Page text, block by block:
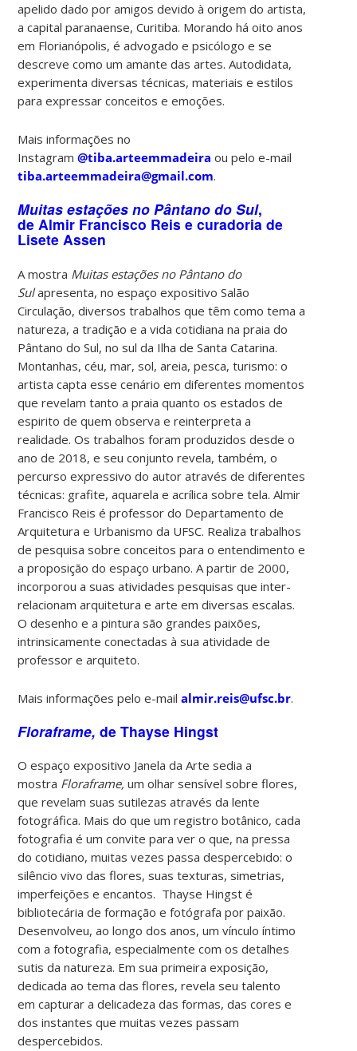
apelido dado por amigos devido à origem do artista,
a capital paranaense, Curitiba. Morando há oito anos
em Florianópolis, é advogado e psicólogo e se
descreve como um amante das artes. Autodidata,
experimenta diversas técnicas, materiais e estilos
para expressar conceitos e emoções.
Mais informações no
Instagram@tiba.arteemmadeira ou pelo e-mail
tiba.arteemmadeira@gmail.com.
Muitas estações no Pântano do Sul,
de Almir Francisco Reis e curadoria de
Lisete Assen
A mostra Muitas estações no Pântano do
Sulapresenta, no espaço expositivo Salão
Circulação, diversos trabalhos que têm como tema a
natureza, a tradição e a vida cotidiana na praia do
Pântano do Sul, no sul da Ilha de Santa Catarina.
Montanhas, céu, mar, sol, areia, pesca, turismo: o
artista capta esse cenário em diferentes momentos
que revelam tanto a praia quanto os estados de
espirito de quem observa e reinterpreta a
realidade. Os trabalhos foram produzidos desde o
ano de 2018, e seu conjunto revela, também, o
percurso expressivo do autor através de diferentes
técnicas: grafite, aquarela e acrílica sobre tela. Almir
Francisco Reis é professor do Departamento de
Arquitetura e Urbanismo da UFSC. Realiza trabalhos
de pesquisa sobre conceitos para o entendimento e
a proposição do espaço urbano. A partir de 2000,
incorporou a suas atividades pesquisas que inter-
relacionam arquitetura e arte em diversas escalas.
O desenho e a pintura são grandes paixões,
intrinsicamente conectadas à sua atividade de
professor e arquiteto.
Mais informações pelo e-mailalmir.reis@ufsc.br.
Floraframe,de Thayse Hingst
O espaço expositivo Janela da Arte sedia a
mostra Floraframe, um olhar sensível sobre flores,
que revelam suas sutilezas através da lente
fotográfica. Mais do que um registro botânico, cada
fotografia é um convite para ver o que, na pressa
do cotidiano, muitas vezes passa despercebido: o
silêncio vivo das flores, suas texturas, simetrias,
imperfeições e encantos. Thayse Hingst é
bibliotecária de formação e fotógrafa por paixão.
Desenvolveu, ao longo dos anos, um vínculo íntimo
com a fotografia, especialmente com os detalhes
sutis da natureza. Em sua primeira exposição,
dedicada ao tema das flores, revela seu talento
em capturar a delicadeza das formas, das cores e
dos instantes que muitas vezes passam
despercebidos.